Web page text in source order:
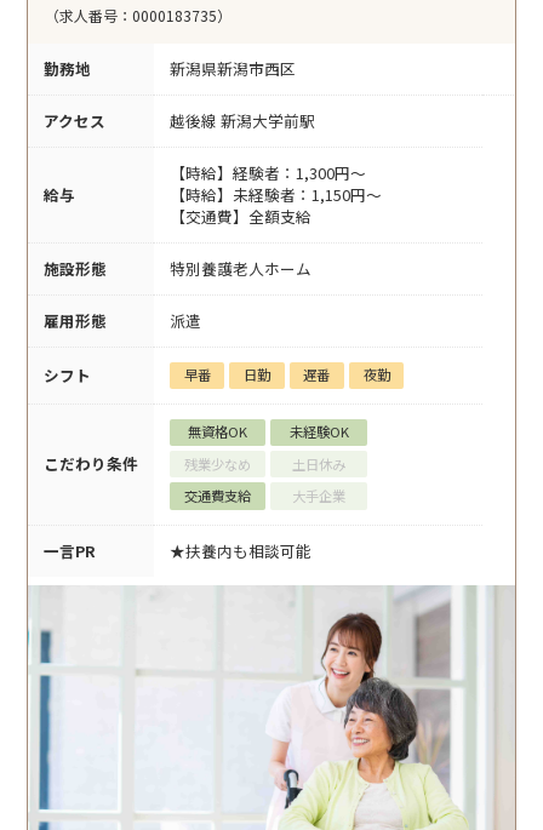
（求人番号：0000183735）
勤務地 新潟県新潟市西区
アクセス 越後線 新潟大学前駅
給与
【時給】経験者：1,300円～
【時給】未経験者：1,150円～
【交通費】全額支給
施設形態 特別養護老人ホーム
雇用形態 派遣
シフト 早番 日勤 遅番 夜勤
こだわり条件
無資格OK
未経験OK
残業少なめ
土日休み
交通費支給
大手企業
一言PR ★扶養内も相談可能